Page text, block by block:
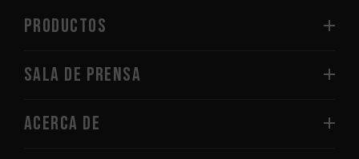
PRODUCTOS
Sala de prensa
Acerca de